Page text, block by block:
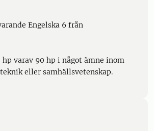
Engelska 6 från
hp varav 90 hp i något ämne inom
eller samhällsvetenskap.